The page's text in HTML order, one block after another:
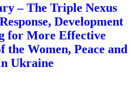
– The Triple Nexus
Development
for More Effective
Women, Peace and
Ukraine